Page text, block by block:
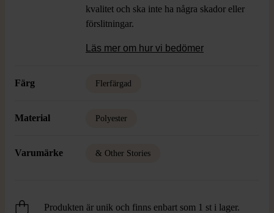
kvalitet och ska inte ha några skador eller
förslitningar.
Läs mer om hur vi bedömer
Färg Flerfärgad
Material Polyester
Varumärke & Other Stories
Produkten är unik och finns enbart som 1 st i lager.